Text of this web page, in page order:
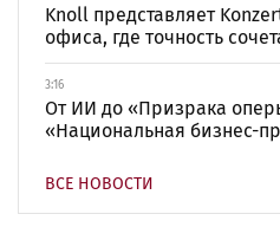
Knoll представляет
офиса, где точность
3:16
От ИИ до «Призрака
«Национальная бизнес-
ВСЕ НОВОСТИ